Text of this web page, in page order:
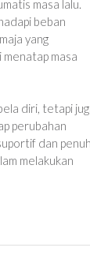
masa lalu.
beban
yang
masa
diri, tetapi
perubahan
dan penuh
melakukan